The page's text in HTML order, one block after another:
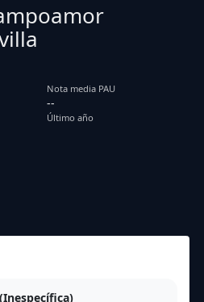
Nota media PAU
--
Último año